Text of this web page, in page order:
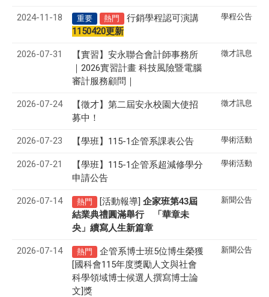
2024-11-18 重要 熱門
行銷學程認可演講
1150420更新
學程公告
2026-07-31
【實習】安永聯合會計師事務所
｜2026實習計畫 科技風險暨電腦
審計服務顧問｜
徵才訊息
2026-07-24 【徵才】 第二屆安永校園大使招
募中！
徵才訊息
2026-07-23 【學班】115-1企管系課表公告 學術活動
2026-07-21
【學班】115-1企管系超減修學分
申請公告
學術活動
2026-07-14 熱門 [活動報導] 企家班第43屆
結業典禮圓滿舉行 「華章未
央」續寫人生新篇章
新聞公告
2026-07-14 熱門
企管系博士班5位博生榮獲
[國科會115年度獎勵人文與社會
科學領域博士候選人撰寫博士論
文]獎
新聞公告